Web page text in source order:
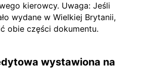
kierowcy. Uwaga: Jeśli
wydane w Wielkiej Brytanii,
obie części dokumentu.
wystawiona na